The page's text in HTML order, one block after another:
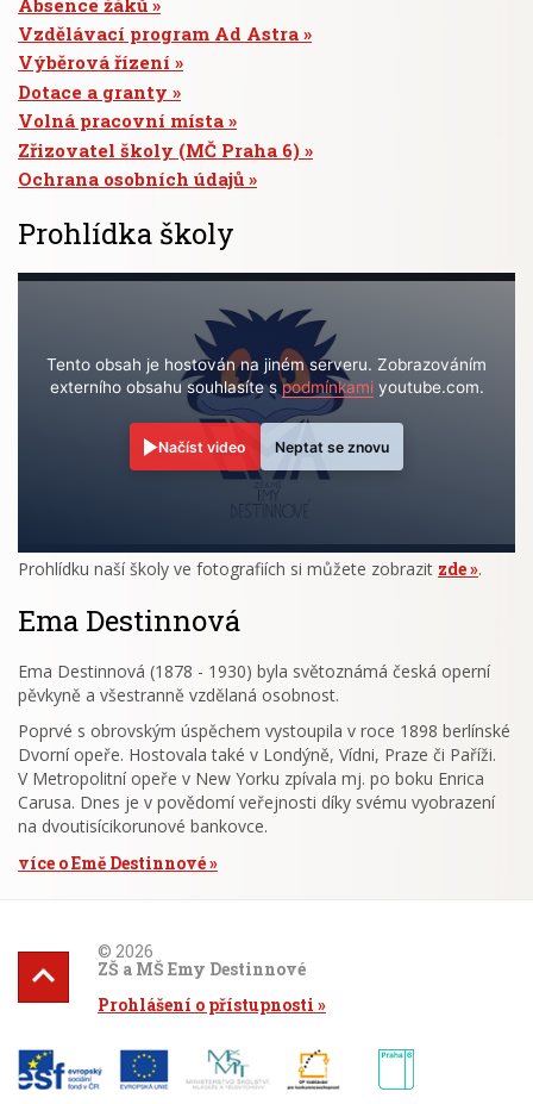
Vzdělávací program Ad Astra
Výběrová řízení
Dotace a granty
Volná pracovní místa
Zřizovatel školy (MČ Praha 6)
Ochrana osobních údajů
Prohlídka školy
Tento obsah je hostován na jiném serveru. Zobrazováním
externího obsahu souhlasíte spodmínkamiyoutube.com.
Načíst video Neptat se znovu
Prohlídku naší školy ve fotografiích si můžete zobrazit zde .
Ema Destinnová
Ema Destinnová (1878 - 1930) byla světoznámá česká operní
pěvkyně a všestranně vzdělaná osobnost.
Poprvé s obrovským úspěchem vystoupila v roce 1898 berlínské
Dvorní opeře. Hostovala také v Londýně, Vídni, Praze či Paříži.
V Metropolitní opeře v New Yorku zpívala mj. po boku Enrica
Carusa. Dnes je v povědomí veřejnosti díky svému vyobrazení
na dvoutisícikorunové bankovce.
více o Emě Destinnové
© 2026
ZŠ a MŠ Emy Destinnové
Prohlášení o přístupnosti